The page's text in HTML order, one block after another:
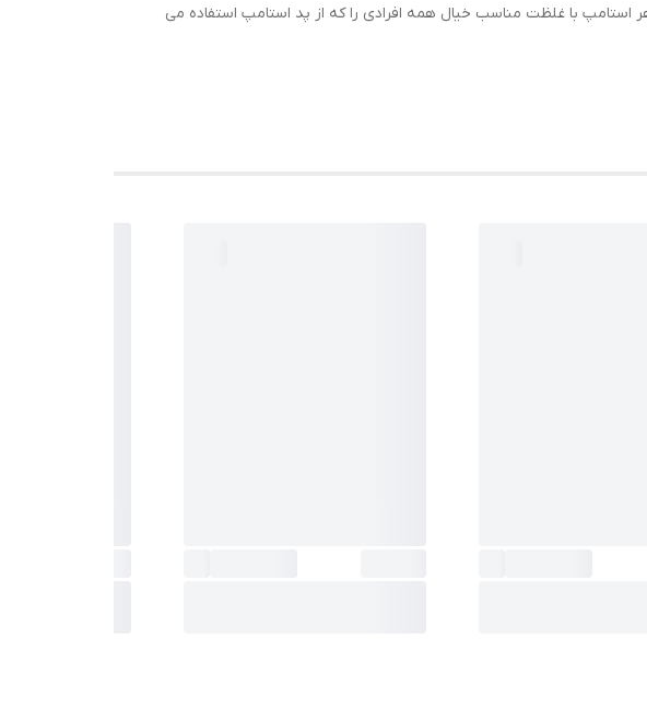
استامپ با غلظت مناسب خیال همه افرادی را که از پد استامپ استفاده می